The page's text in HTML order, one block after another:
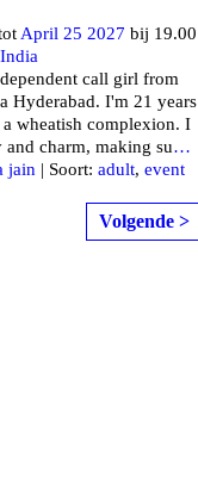
April 25 2027 bij 19.00
call girl from
Hyderabad. I'm 21 years
wheatish complexion. I
charm, making su…
jain | Soort: adult, event
Volgende >